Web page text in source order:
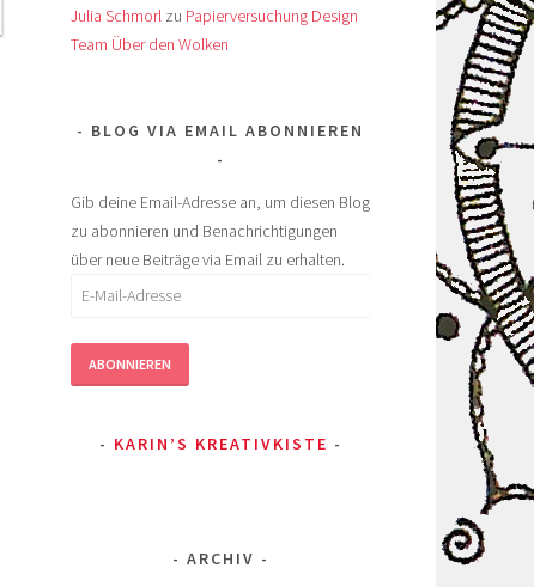
Julia Schmorl zu Papierversuchung Design
Team Über den Wolken
BLOG VIA EMAIL ABONNIEREN
Gib deine Email-Adresse an, um diesen Blog
zu abonnieren und Benachrichtigungen
über neue Beiträge via Email zu erhalten.
Adresse
ABONNIEREN
KARIN’S KREATIVKISTE
ARCHIV